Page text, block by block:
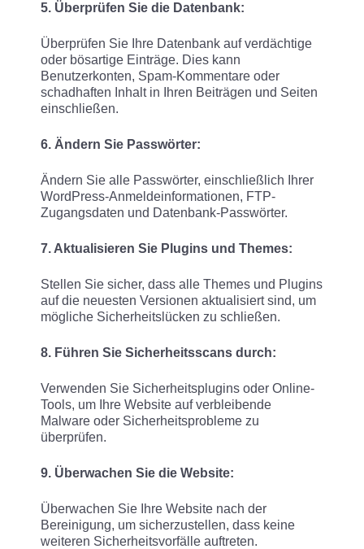
5. Überprüfen Sie die Datenbank:
Überprüfen Sie Ihre Datenbank auf verdächtige
oder bösartige Einträge. Dies kann
Benutzerkonten, Spam-Kommentare oder
schadhaften Inhalt in Ihren Beiträgen und Seiten
einschließen.
6. Ändern Sie Passwörter:
Ändern Sie alle Passwörter, einschließlich Ihrer
WordPress-Anmeldeinformationen, FTP-
Zugangsdaten und Datenbank-Passwörter.
7. Aktualisieren Sie Plugins und Themes:
Stellen Sie sicher, dass alle Themes und Plugins
auf die neuesten Versionen aktualisiert sind, um
mögliche Sicherheitslücken zu schließen.
8. Führen Sie Sicherheitsscans durch:
Verwenden Sie Sicherheitsplugins oder Online-
Tools, um Ihre Website auf verbleibende
Malware oder Sicherheitsprobleme zu
überprüfen.
9. Überwachen Sie die Website:
Überwachen Sie Ihre Website nach der
Bereinigung, um sicherzustellen, dass keine
weiteren Sicherheitsvorfälle auftreten.